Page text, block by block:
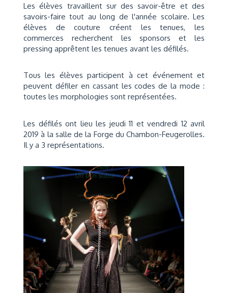
Les élèves travaillent sur des savoir-être et des
savoirs-faire tout au long de l'année scolaire. Les
élèves de couture créent les tenues, les
commerces recherchent les sponsors et les
pressing apprêtent les tenues avant les défilés.
Tous les élèves participent à cet événement et
peuvent défiler en cassant les codes de la mode :
toutes les morphologies sont représentées.
Les défilés ont lieu les jeudi 11 et vendredi 12 avril
2019 à la salle de la Forge du Chambon-Feugerolles.
Il y a 3 représentations.